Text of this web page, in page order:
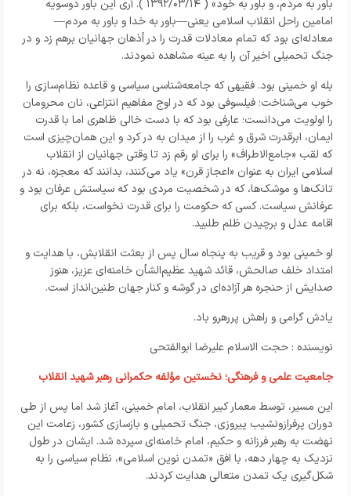
باور به مردم، و باور به خود» ( ۱۳۹۲/۰۳/۱۴ ).
آری این باور دوسویه
امامین راحل انقلاب اسلامی یعنی—باور به خدا و باور به مردم—
معادله‌ای بود که تمام معادلات قدرت را در أذهان جهانیان برهم زد و در
جنگ تحمیلی اخیر آن را به عینه مشاهده نمودند.
بله او خمینی بود. فقیهی که جامعه‌شناسی سیاسی و قاعده نظام‌سازی را
خوب می‌شناخت؛ فیلسوفی بود که در اوج مفاهیم انتزاعی، نان محرومان
را اولویت می‌دانست؛ عارفی بود که با دست خالی ظاهری اما با قدرت
ایمان، ابرقدرت شرق و غرب را از میدان به در کرد و این همان‌چیزی است
که لقب «جامع‌الاطراف» را برای او رقم زد تا وقتی جهانیان از انقلاب
اسلامی ایران به عنوان «اعجاز قرن» یاد می‌کنند، بدانند که معجزه، نه در
تانک‌ها و موشک‌ها، که در شخصیت مردی بود که سیاستش عرفان بود و
عرفانش سیاست. کسی که حکومت را برای قدرت نخواست، بلکه برای
اقامه عدل و برچیدن ظلم طلبید.
او خمینی بود و قریب به پنجاه سال پس از بعثت انقلابش، با هدایت و
امتداد خلف صالحش، قائد شهید عظیم‌الشأن خامنه‌ای عزیز، هنوز
صدایش از حنجره هر آزاده‌ای در گوشه و کنار جهان طنین‌انداز است.
یادش گرامی و راهش پررهرو باد.
نویسنده : حجت الاسلام علیرضا ابوالفتحی
جامعیت علمی و فرهنگی؛ نخستین مؤلفه حکمرانی رهبر شهید انقلاب
این مسیر، توسط معمار کبیر انقلاب، امام خمینی، آغاز شد اما پس از طی
دوران پرفرازونشیب پیروزی، جنگ تحمیلی و بازسازی کشور، زعامت این
نهضت به رهبر فرزانه و حکیم، امام خامنه‌ای سپرده شد. ایشان در طول
نزدیک به چهار دهه، با افق «تمدن نوین اسلامی»، نظام سیاسی را به
شکل‌‌گیری یک تمدن متعالی هدایت کردند.